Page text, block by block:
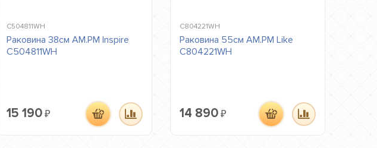
C504811WH
Раковина 38см AM.PM Inspire
C504811WH
15 190 ₽
C804221WH
Раковина 55см AM.PM Like
C804221WH
14 890 ₽